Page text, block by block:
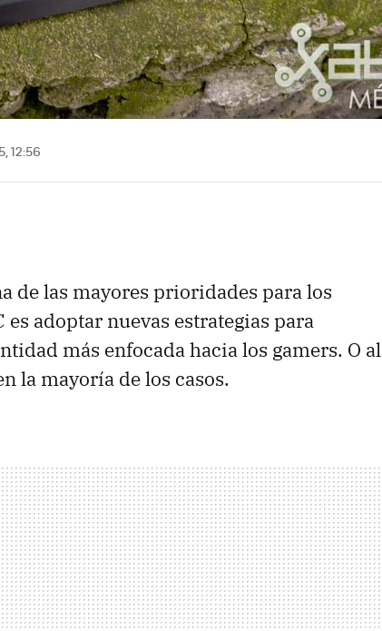
12:56
de las mayores prioridades para los
adoptar nuevas estrategias para
más enfocada hacia los gamers. O al
la mayoría de los casos.